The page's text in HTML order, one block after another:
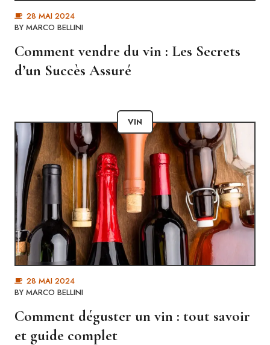
28 MAI 2024
BY MARCO BELLINI
Comment vendre du vin : Les Secrets
d’un Succès Assuré
VIN
28 MAI 2024
BY MARCO BELLINI
Comment déguster un vin : tout savoir
et guide complet